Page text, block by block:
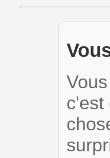
c'est